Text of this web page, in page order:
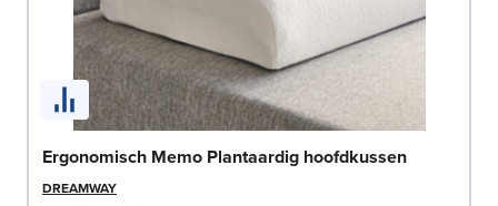
Ergonomisch Memo Plantaardig hoofdkussen
DREAMWAY